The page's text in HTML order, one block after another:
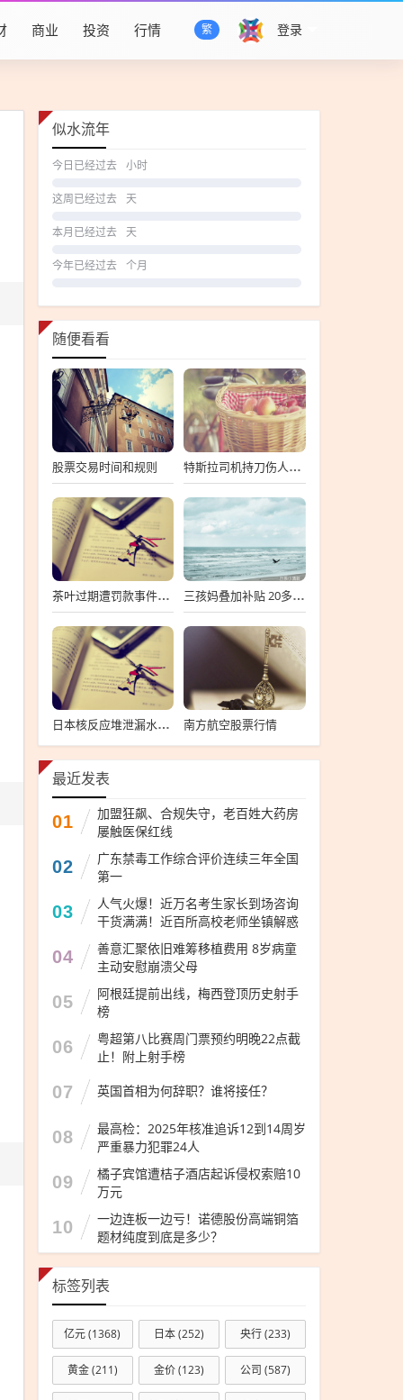
登录
繁
商业 投资 行情
似水流年
今日已经过去 小时
这周已经过去 天
本月已经过去 天
今年已经过去 个月
随便看看
股票交易时间和规则 特斯拉司机持刀伤人？男子造谣被拘，特斯拉司机持刀伤人男子被拘
茶叶过期遭罚款事件，官方回应与公众关注焦点 三孩妈叠加补贴 20多万买110平房子，三孩家庭购房补贴政策助力，超20万买110平米新房
日本核反应堆泄漏水量揭秘，约20毫升泄漏量曝光 南方航空股票行情
最近发表
01
加盟狂飙、合规失守，老百姓大药房
屡触医保红线
02
广东禁毒工作综合评价连续三年全国
第一
03
人气火爆！近万名考生家长到场咨询
干货满满！近百所高校老师坐镇解惑
04
善意汇聚依旧难筹移植费用 8岁病童
主动安慰崩溃父母
05
阿根廷提前出线，梅西登顶历史射手
榜
06
粤超第八比赛周门票预约明晚22点截
止！附上射手榜
07 英国首相为何辞职？谁将接任？
08
最高检：2025年核准追诉12到14周岁
严重暴力犯罪24人
09
橘子宾馆遭桔子酒店起诉侵权索赔10
万元
10
一边连板一边亏！诺德股份高端铜箔
题材纯度到底是多少？
标签列表
亿元(1368) 日本(252) 央行(233)
黄金(211) 金价(123) 公司 (587)